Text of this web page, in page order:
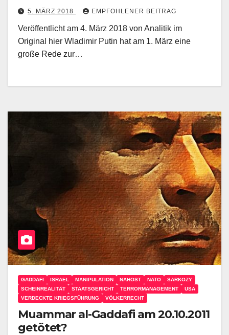
5. MÄRZ 2018 EMPFOHLENER BEITRAG
Veröffentlicht am 4. März 2018 von Analitik im
Original hier Wladimir Putin hat am 1. März eine
große Rede zur…
GADDAFI ISRAEL MANIPULATION NAHOST NATO
SARKOZY
SCHEINREALITÄT
STAATSGERICHT TERRORMANAGEMENT
USA
VERDECKTE KRIEGSFÜHRUNG
VÖLKERRECHT
Muammar al-Gaddafi am 20.10.2011
getötet?